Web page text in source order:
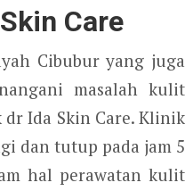
Care
Cibubur yang juga
masalah kulit
Ida Skin Care. Klinik
dan tutup pada jam 5
hal perawatan kulit